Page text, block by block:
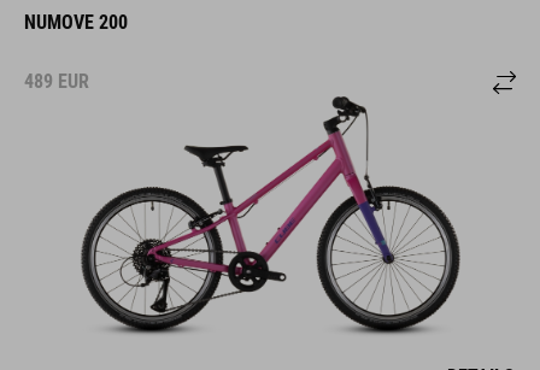
NUMOVE 200
489 EUR